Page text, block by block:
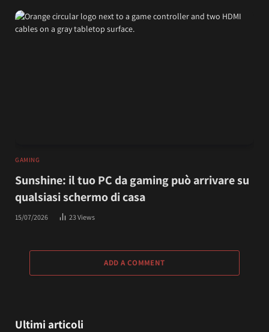
GAMING
Sunshine: il tuo PC da gaming può arrivare su
qualsiasi schermo di casa
15/07/2026 23Views
ADD A COMMENT
Ultimi articoli